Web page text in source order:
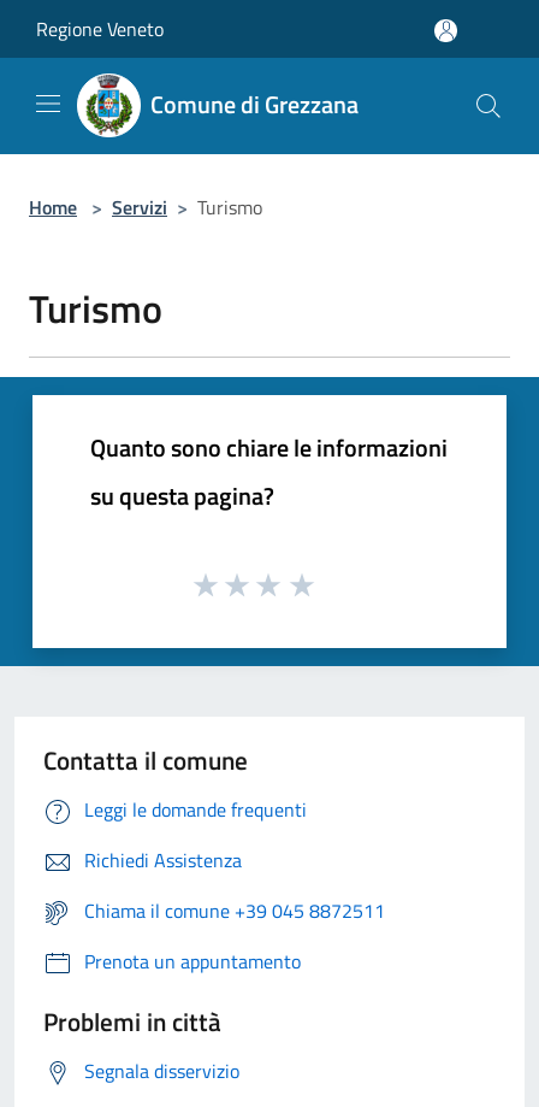
Regione Veneto
Comune di Grezzana
Home > Servizi > Turismo
Turismo
Quanto sono chiare le informazioni
su questa pagina?
Contatta il comune
Leggi le domande frequenti
Richiedi Assistenza
Chiama il comune +39 045 8872511
Prenota un appuntamento
Problemi in città
Segnala disservizio